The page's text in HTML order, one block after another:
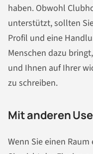
haben. Obwohl
unterstützt, sollten
Profil und eine
Menschen dazu
und Ihnen auf Ihrer
zu schreiben.
Mit anderen
Wenn Sie einen